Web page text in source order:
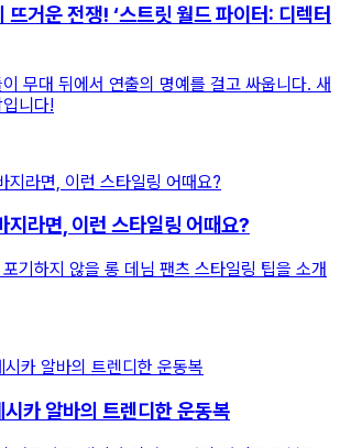
뜨거운 전쟁! ‘스트릿 월드 파이터: 디렉터
무대 뒤에서 연출의 명예를 걸고 싸웁니다. 새
니다!
지라면, 이런 스타일링 어때요?
기하지 않을 롱 데님 팬츠 스타일링 팁을 소개
카 알바의 트렌디한 운동복